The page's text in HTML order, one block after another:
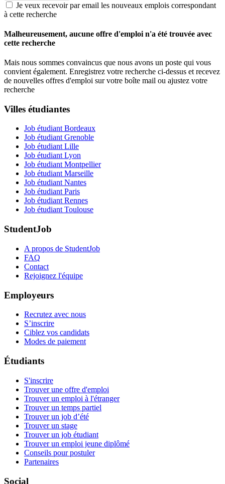
Je veux recevoir par email les nouveaux emplois correspondant
à cette recherche
Malheureusement, aucune offre d'emploi n'a été trouvée avec
cette recherche
Mais nous sommes convaincus que nous avons un poste qui vous
convient également. Enregistrez votre recherche ci-dessus et recevez
de nouvelles offres d'emploi sur votre boîte mail ou ajustez votre
recherche
Villes étudiantes
Job étudiant Bordeaux
Job étudiant Grenoble
Job étudiant Lille
Job étudiant Lyon
Job étudiant Montpellier
Job étudiant Marseille
Job étudiant Nantes
Job étudiant Paris
Job étudiant Rennes
Job étudiant Toulouse
StudentJob
A propos de StudentJob
FAQ
Contact
Rejoignez l'équipe
Employeurs
Recrutez avec nous
S’inscrire
Ciblez vos candidats
Modes de paiement
Étudiants
S'inscrire
Trouver une offre d'emploi
Trouver un emploi à l'étranger
Trouver un temps partiel
Trouver un job d’été
Trouver un stage
Trouver un job étudiant
Trouver un emploi jeune diplômé
Conseils pour postuler
Partenaires
Social